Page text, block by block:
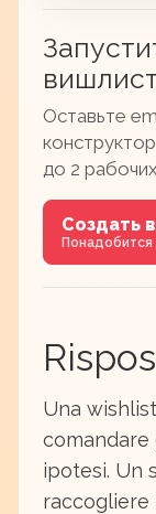
Оставьте
до 2
Создать
Una
comandare
ipotesi. Un
raccogliere